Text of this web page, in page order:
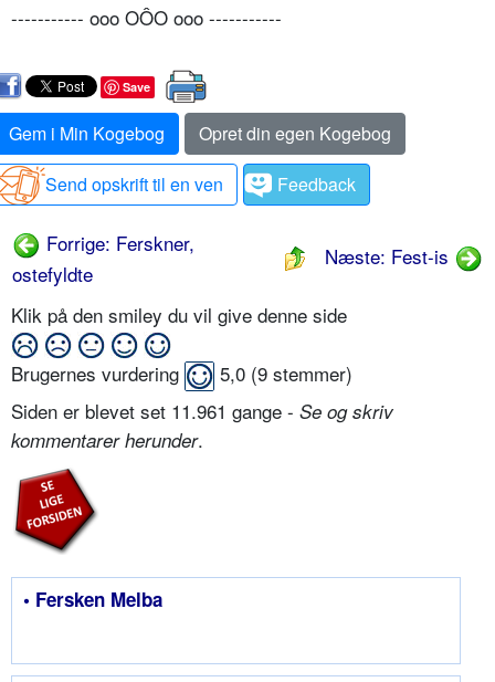
----------- ooo OÔO ooo -----------
Save
Gem i Min Kogebog
Opret din egen Kogebog
Send opskrift til en ven
Feedback
Forrige: Ferskner,
ostefyldte
Næste: Fest-is
Klik på den smiley du vil give denne side
Brugernes vurdering 5,0 (9 stemmer)
Siden er blevet set 11.961 gange - Se og skriv
kommentarer herunder.
• Fersken Melba